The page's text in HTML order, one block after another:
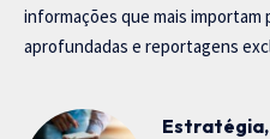
informações que mais importam
aprofundadas e reportagens